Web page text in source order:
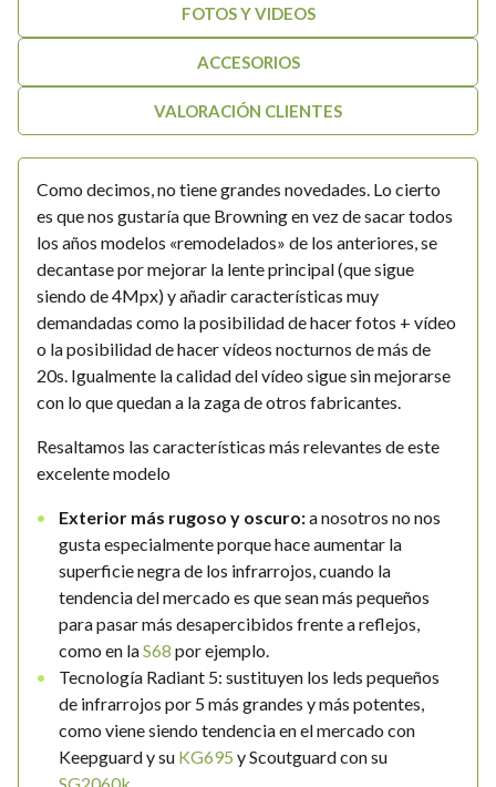
FOTOS Y VIDEOS
ACCESORIOS
VALORACIÓN CLIENTES
Como decimos, no tiene grandes novedades. Lo cierto
es que nos gustaría que Browning en vez de sacar todos
los años modelos «remodelados» de los anteriores, se
decantase por mejorar la lente principal (que sigue
siendo de 4Mpx) y añadir características muy
demandadas como la posibilidad de hacer fotos + vídeo
o la posibilidad de hacer vídeos nocturnos de más de
20s. Igualmente la calidad del vídeo sigue sin mejorarse
con lo que quedan a la zaga de otros fabricantes.
Resaltamos las características más relevantes de este
excelente modelo
Exterior más rugoso y oscuro:a nosotros no nos
gusta especialmente porque hace aumentar la
superficie negra de los infrarrojos, cuando la
tendencia del mercado es que sean más pequeños
para pasar más desapercibidos frente a reflejos,
como en laS68 por ejemplo.
Tecnología Radiant 5: sustituyen los leds pequeños
de infrarrojos por 5 más grandes y más potentes,
como viene siendo tendencia en el mercado con
Keepguard y su KG695 y Scoutguard con su
SG2060k